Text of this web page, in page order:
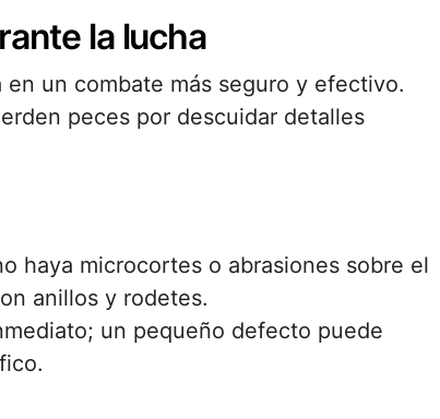
la lucha
un combate más seguro y efectivo.
peces por descuidar detalles
haya microcortes o abrasiones sobre el
anillos y rodetes.
un pequeño defecto puede